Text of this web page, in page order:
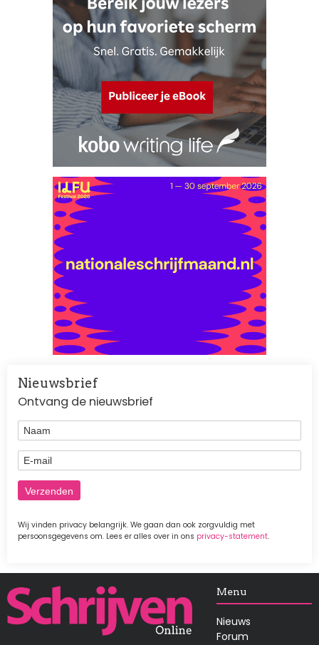
Nieuwsbrief
Ontvang de nieuwsbrief
Naam
E-mail
Wij vinden privacy belangrijk. We gaan dan ook zorgvuldig met
persoonsgegevens om. Lees er alles over in ons privacy-statement.
Afbeelding Menu
Nieuws
Forum